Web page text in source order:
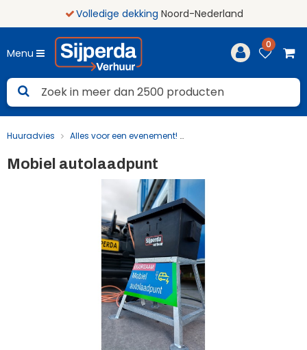
Volledige dekking Noord-Nederland
Menu
0
Huuradvies Alles voor een evenement!
Mobiel autolaadpunt